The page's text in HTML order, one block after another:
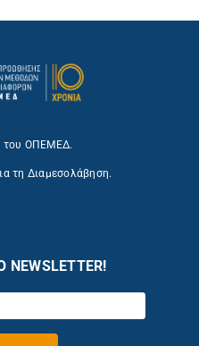
του ΟΠΕΜΕΔ.
τη Διαμεσολάβηση.